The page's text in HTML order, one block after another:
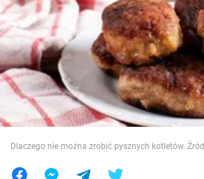
Społeczeństwo
Wojna na Ukrainie
Świat
Jedzenie
Dlaczego nie można zrobić pysznych kotletów.